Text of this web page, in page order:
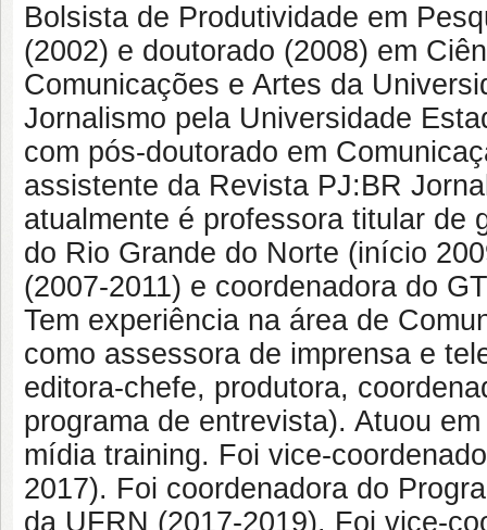
Bolsista de Produtividade em
(2002) e doutorado (2008) em
Comunicações e Artes da
Jornalismo pela Universidade
com pós-doutorado em
assistente da Revista PJ:BR
atualmente é professora titular de
do Rio Grande do Norte (início
(2007-2011) e coordenadora do
Tem experiência na área de
como assessora de imprensa e
editora-chefe, produtora,
programa de entrevista). Atuou
mídia training. Foi vice-
2017). Foi coordenadora do
da UFRN (2017-2019). Foi vice-